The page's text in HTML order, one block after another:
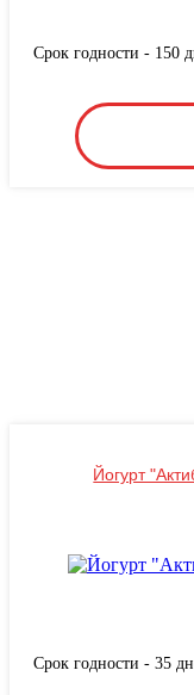
Срок годности - 150
Йогурт
Срок годности - 35